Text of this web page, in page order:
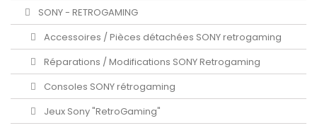
SONY - RETROGAMING
Accessoires / Pièces détachées SONY retrogaming
Réparations / Modifications SONY Retrogaming
Consoles SONY rétrogaming
Jeux Sony "RetroGaming"